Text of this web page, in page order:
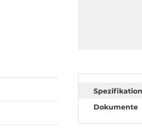
Dokumente